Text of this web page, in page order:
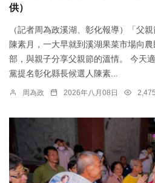
供）
（記者周為政溪湖、彰化報導）「父
陳素月，一大早就到溪湖果菜市場向
部，與親子分享父親節的溫情。 今天
黨提名彰化縣長候選人陳素...
周為政 2026年八月08日